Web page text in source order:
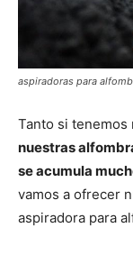
aspiradoras para
Tanto si tenemos
nuestras
se acumula
vamos a ofrecer
aspiradora para